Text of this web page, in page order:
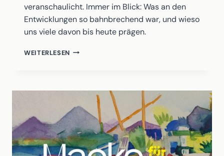
veranschaulicht. Immer im Blick: Was an den
Entwicklungen so bahnbrechend war, und wieso
uns viele davon bis heute prägen.
WEITERLESEN ZEITEN
DIE
RENAISSANCE
UND
FOLGEN